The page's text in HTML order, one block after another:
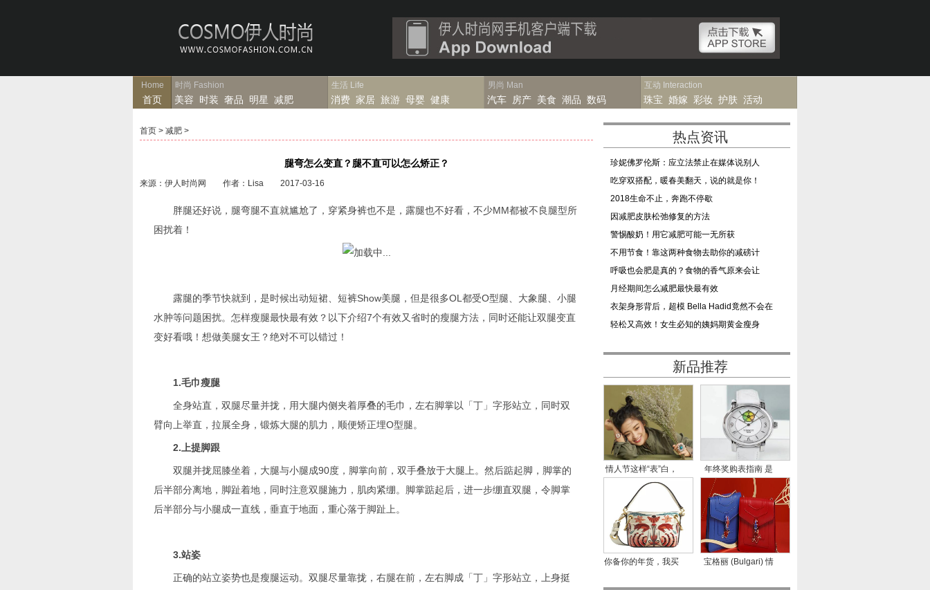
Home
首页
时尚 Fashion
美容 时装 奢品 明星 减肥
生活 Life
消费 家居 旅游 母婴 健康
男尚 Man
汽车 房产 美食 潮品 数码
互动 Interaction
珠宝 婚嫁 彩妆 护肤 活动
首页 > 减肥 >
腿弯怎么变直？腿不直可以怎么矫正？
来源：伊人时尚网 作者：Lisa 2017-03-16
胖腿还好说，腿弯腿不直就尴尬了，穿紧身裤也不是，露腿也不好看，不少MM都被不良腿型所
困扰着！
露腿的季节快就到，是时候出动短裙、短裤Show美腿，但是很多OL都受O型腿、大象腿、小腿
水肿等问题困扰。怎样瘦腿最快最有效？以下介绍7个有效又省时的瘦腿方法，同时还能让双腿变直
变好看哦！想做美腿女王？绝对不可以错过！
1.毛巾瘦腿
全身站直，双腿尽量并拢，用大腿内侧夹着厚叠的毛巾，左右脚掌以「丁」字形站立，同时双
臂向上举直，拉展全身，锻炼大腿的肌力，顺便矫正埋O型腿。
2.上提脚跟
双腿并拢屈膝坐着，大腿与小腿成90度，脚掌向前，双手叠放于大腿上。然后踮起脚，脚掌的
后半部分离地，脚趾着地，同时注意双腿施力，肌肉紧绷。脚掌踮起后，进一步绷直双腿，令脚掌
后半部分与小腿成一直线，垂直于地面，重心落于脚趾上。
3.站姿
正确的站立姿势也是瘦腿运动。双腿尽量靠拢，右腿在前，左右脚成「丁」字形站立，上身挺
热点资讯
珍妮佛罗伦斯：应立法禁止在媒体说别人
吃穿双搭配，暖春美翻天，说的就是你！
2018生命不止，奔跑不停歇
因减肥皮肤松弛修复的方法
警惕酸奶！用它减肥可能一无所获
不用节食！靠这两种食物去助你的减磅计
呼吸也会肥是真的？食物的香气原来会让
月经期间怎么减肥最快最有效
衣架身形背后，超模 Bella Hadid竟然不会在
轻松又高效！女生必知的姨妈期黄金瘦身
新品推荐
情人节这样“表”白，
成
年终奖购表指南 是
你备你的年货，我买
宝格丽 (Bulgari) 情